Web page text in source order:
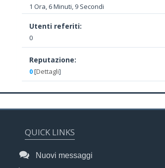
1 Ora, 6 Minuti, 9 Secondi
Utenti referiti:
0
Reputazione:
0[Dettagli]
QUICK LINKS
Nuovi messaggi